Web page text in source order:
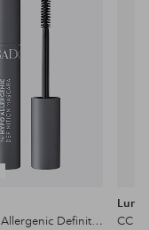
The Hypo Allergenic Definition Mascara